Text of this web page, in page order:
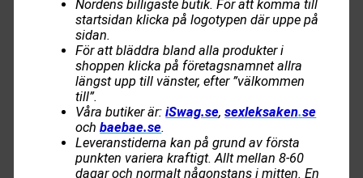
Nordens billigaste butik. För att komma till
startsidan klicka på logotypen där uppe på
sidan.
För att bläddra bland alla produkter i
shoppen klicka på företagsnamnet allra
längst upp till vänster, efter ”välkommen
till”.
Våra butiker är:iSwag.se,sexleksaken.se
ochbaebae.se.
Leveranstiderna kan på grund av första
punkten variera kraftigt. Allt mellan 8-60
dagar och normalt någonstans i mitten. En